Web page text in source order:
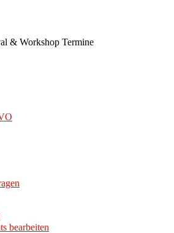
& Workshop Termine
bearbeiten